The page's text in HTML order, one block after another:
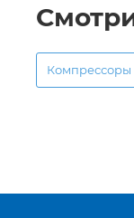
Компрессоры